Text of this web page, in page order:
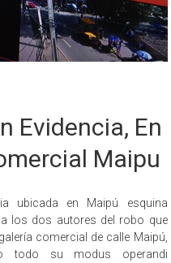
Evidencia, En
Maipu
ubicada en Maipú esquina
a los dos autores del robo que
comercial de calle Maipú,
todo su modus operandi